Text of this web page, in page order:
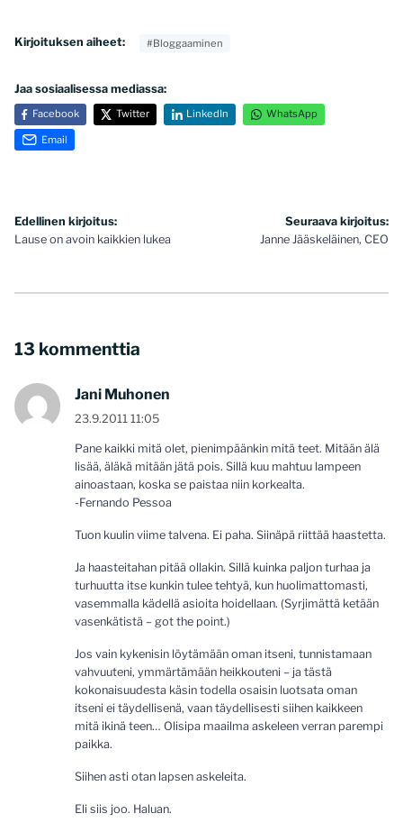
Kirjoituksen aiheet: #Bloggaaminen
Jaa sosiaalisessa mediassa:
Facebook Twitter LinkedIn WhatsApp
Email
Artikkelien
selaus
Edellinen kirjoitus:
Lause on avoin kaikkien lukea
Seuraava kirjoitus:
Janne Jääskeläinen, CEO
13 kommenttia
Jani Muhonen
23.9.2011 11:05
Pane kaikki mitä olet, pienimpäänkin mitä teet. Mitään älä
lisää, äläkä mitään jätä pois. Sillä kuu mahtuu lampeen
ainoastaan, koska se paistaa niin korkealta.
-Fernando Pessoa
Tuon kuulin viime talvena. Ei paha. Siinäpä riittää haastetta.
Ja haasteitahan pitää ollakin. Sillä kuinka paljon turhaa ja
turhuutta itse kunkin tulee tehtyä, kun huolimattomasti,
vasemmalla kädellä asioita hoidellaan. (Syrjimättä ketään
vasenkätistä – got the point.)
Jos vain kykenisin löytämään oman itseni, tunnistamaan
vahvuuteni, ymmärtämään heikkouteni – ja tästä
kokonaisuudesta käsin todella osaisin luotsata oman
itseni ei täydellisenä, vaan täydellisesti siihen kaikkeen
mitä ikinä teen… Olisipa maailma askeleen verran parempi
paikka.
Siihen asti otan lapsen askeleita.
Eli siis joo. Haluan.